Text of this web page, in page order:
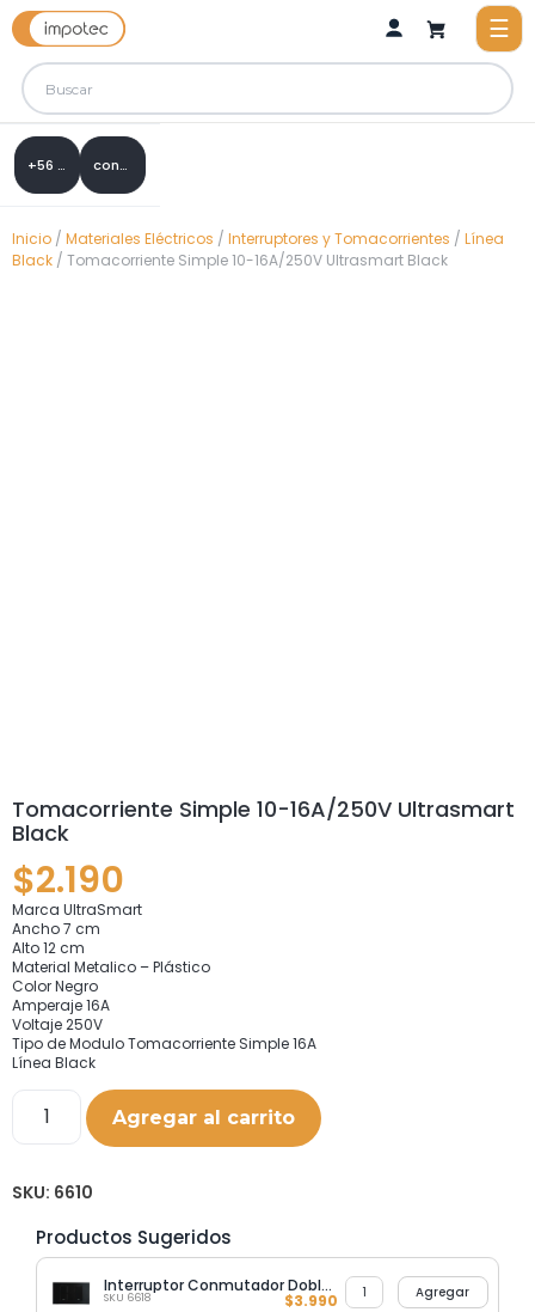
+56 9 8288 0307 contacto@impotec.cl
Inicio / Materiales Eléctricos / Interruptores y Tomacorrientes / Línea
Black / Tomacorriente Simple 10-16A/250V Ultrasmart Black
Tomacorriente Simple 10-16A/250V Ultrasmart
Black
$2.190
Marca UltraSmart
Ancho 7 cm
Alto 12 cm
Material Metalico – Plástico
Color Negro
Amperaje 16A
Voltaje 250V
Tipo de Modulo Tomacorriente Simple 16A
Línea Black
Agregar al carrito
SKU: 6610
Productos Sugeridos
Interruptor Conmutador Doble 9/24 Ultrasmart Black
SKU 6618 $3.990 Agregar